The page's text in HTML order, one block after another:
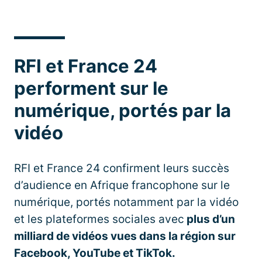
RFI et France 24
performent sur le
numérique, portés par la
vidéo
RFI et France 24 confirment leurs succès
d’audience en Afrique francophone sur le
numérique, portés notamment par la vidéo
et les plateformes sociales avec plus d’un
milliard de vidéos vues dans la région sur
Facebook, YouTube et TikTok.